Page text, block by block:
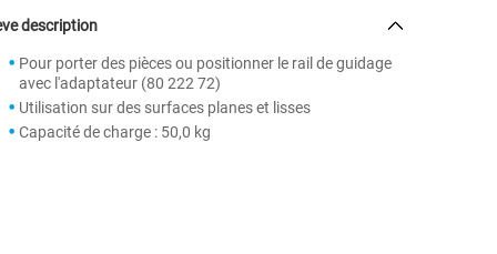
description
Pour porter des pièces ou positionner le rail de guidage
avec l'adaptateur (80 222 72)
Utilisation sur des surfaces planes et lisses
Capacité de charge : 50,0 kg